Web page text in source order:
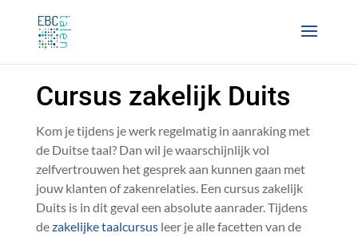
Cursus zakelijk Duits
Kom je tijdens je werk regelmatig in aanraking met
de Duitse taal? Dan wil je waarschijnlijk vol
zelfvertrouwen het gesprek aan kunnen gaan met
jouw klanten of zakenrelaties. Een cursus zakelijk
Duits is in dit geval een absolute aanrader. Tijdens
dezakelijke taalcursusleer je alle facetten van de